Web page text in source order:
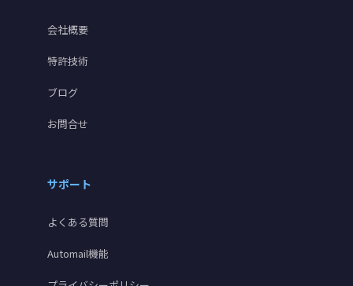
会社概要
特許技術
ブログ
お問合せ
サポート
よくある質問
Automail機能